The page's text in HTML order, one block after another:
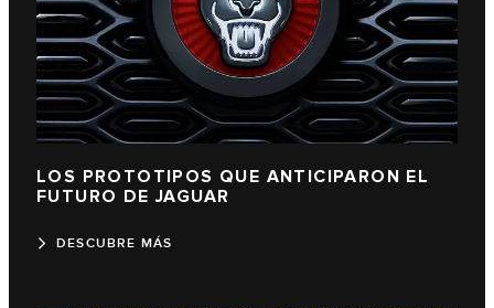
LOS PROTOTIPOS QUE ANTICIPARON EL
FUTURO DE JAGUAR
DESCUBRE MÁS